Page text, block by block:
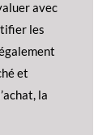
avec
les
et
la